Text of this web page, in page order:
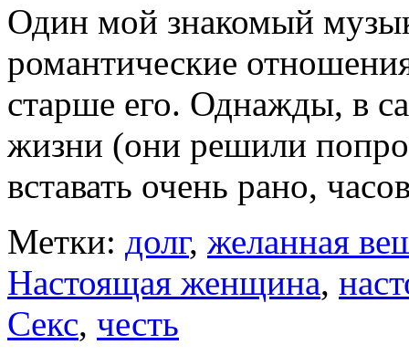
Один мой знакомый
романтические
старше его. Однажды, в
жизни (они решили
вставать очень рано,
Метки: долг, желанная
Настоящая женщина,
Секс, честь